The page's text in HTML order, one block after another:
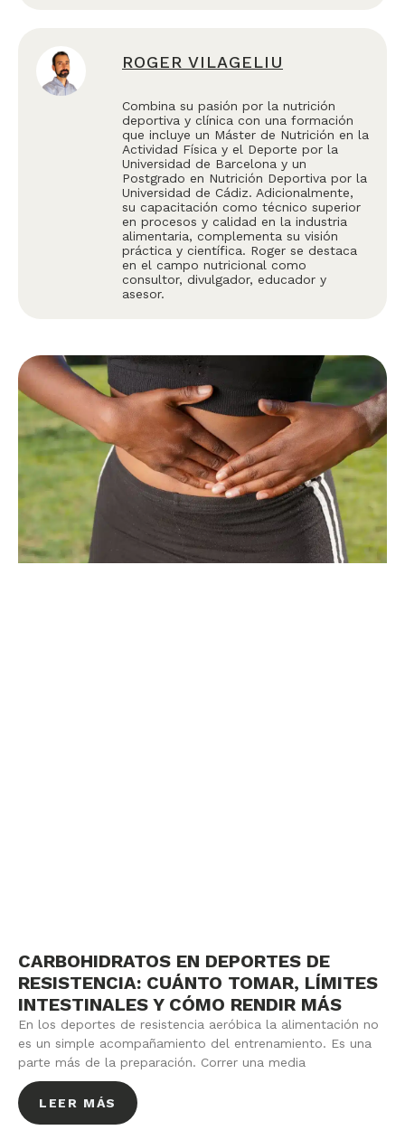
ROGER VILAGELIU
Combina su pasión por la nutrición
deportiva y clínica con una formación
que incluye un Máster de Nutrición en la
Actividad Física y el Deporte por la
Universidad de Barcelona y un
Postgrado en Nutrición Deportiva por la
Universidad de Cádiz. Adicionalmente,
su capacitación como técnico superior
en procesos y calidad en la industria
alimentaria, complementa su visión
práctica y científica. Roger se destaca
en el campo nutricional como
consultor, divulgador, educador y
asesor.
CARBOHIDRATOS EN DEPORTES DE
RESISTENCIA: CUÁNTO TOMAR, LÍMITES
INTESTINALES Y CÓMO RENDIR MÁS
En los deportes de resistencia aeróbica la alimentación no
es un simple acompañamiento del entrenamiento. Es una
parte más de la preparación. Correr una media
LEER MÁS